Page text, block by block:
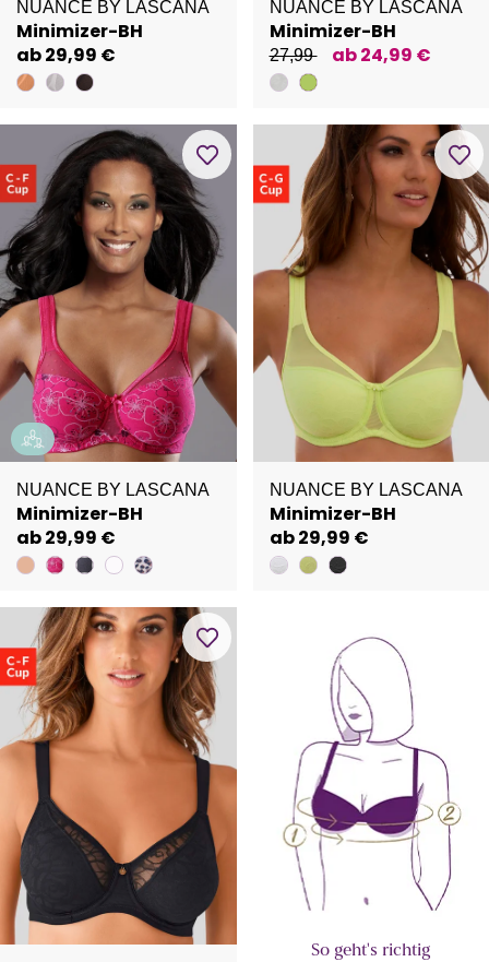
NUANCE BY LASCANA
Minimizer-BH
ab 29,99 €
NUANCE BY LASCANA
Minimizer-BH
27,99 ab 24,99 €
NUANCE BY LASCANA
Minimizer-BH
ab 29,99 €
NUANCE BY LASCANA
Minimizer-BH
ab 29,99 €
So geht's richtig